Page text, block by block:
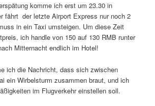
komme ich erst um 23.30 in
fährt der letzte Airport Express nur noch 2
in ein Taxi umsteigen. Um diese Zeit
ich handle von 150 auf 130 RMB runter
Mitternacht endlich im Hotel!
ich die Nachricht, dass sich zwischen
ein Wirbelsturm zusammen braut, und ich
im Flugverkehr einstellen soll.